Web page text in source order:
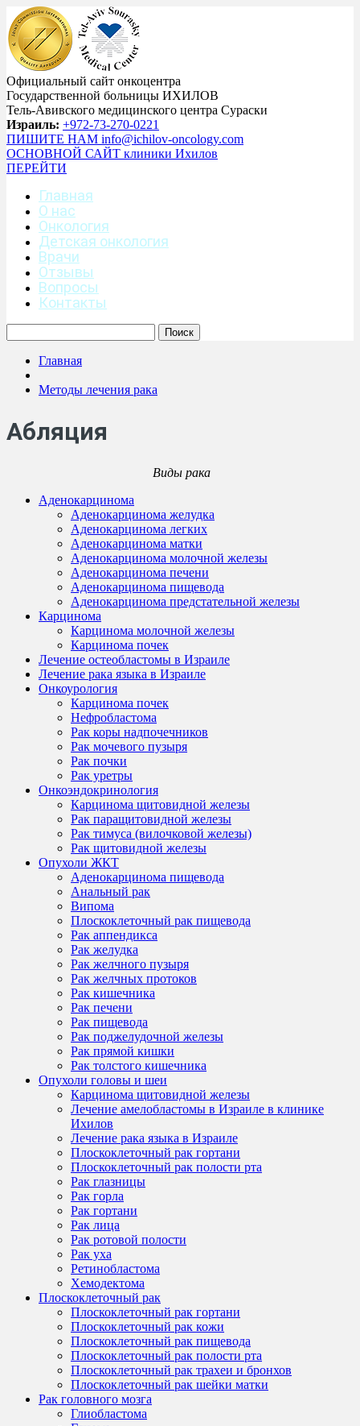
Официальный сайт онкоцентра
Государственной больницы ИХИЛОВ
Тель-Авивского медицинского центра Сураски
Израиль: +972-73-270-0221
ПИШИТЕ НАМ info@ichilov-oncology.com
ОСНОВНОЙ САЙТ клиники Ихилов
ПЕРЕЙТИ
Главная
О нас
Онкология
Детская онкология
Врачи
Отзывы
Вопросы
Контакты
Главная
Методы лечения рака
Абляция
Виды рака
Аденокарцинома
Аденокарцинома желудка
Аденокарцинома легких
Аденокарцинома матки
Аденокарцинома молочной железы
Аденокарцинома печени
Аденокарцинома пищевода
Аденокарцинома предстательной железы
Карцинома
Карцинома молочной железы
Карцинома почек
Лечение остеобластомы в Израиле
Лечение рака языка в Израиле
Онкоурология
Карцинома почек
Нефробластома
Рак коры надпочечников
Рак мочевого пузыря
Рак почки
Рак уретры
Онкоэндокринология
Карцинома щитовидной железы
Рак паращитовидной железы
Рак тимуса (вилочковой железы)
Рак щитовидной железы
Опухоли ЖКТ
Аденокарцинома пищевода
Анальный рак
Випома
Плоскоклеточный рак пищевода
Рак аппендикса
Рак желудка
Рак желчного пузыря
Рак желчных протоков
Рак кишечника
Рак печени
Рак пищевода
Рак поджелудочной железы
Рак прямой кишки
Рак толстого кишечника
Опухоли головы и шеи
Карцинома щитовидной железы
Лечение амелобластомы в Израиле в клинике
Ихилов
Лечение рака языка в Израиле
Плоскоклеточный рак гортани
Плоскоклеточный рак полости рта
Рак глазницы
Рак горла
Рак гортани
Рак лица
Рак ротовой полости
Рак уха
Ретинобластома
Хемодектома
Плоскоклеточный рак
Плоскоклеточный рак гортани
Плоскоклеточный рак кожи
Плоскоклеточный рак пищевода
Плоскоклеточный рак полости рта
Плоскоклеточный рак трахеи и бронхов
Плоскоклеточный рак шейки матки
Рак головного мозга
Глиобластома